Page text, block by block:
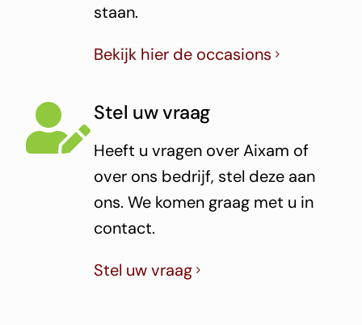
staan.
Bekijk hier de occasions
Stel uw vraag
Heeft u vragen over Aixam of
over ons bedrijf, stel deze aan
ons. We komen graag met u in
contact.
Stel uw vraag